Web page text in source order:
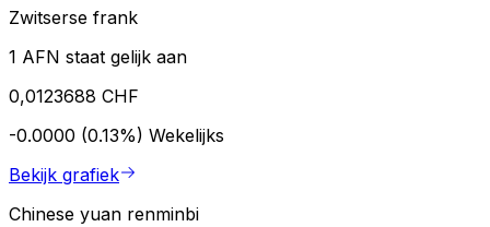
Zwitserse frank
1 AFN staat gelijk aan
0,0123688 CHF
-0.0000 (0.13%) Wekelijks
Bekijk grafiek
Chinese yuan renminbi